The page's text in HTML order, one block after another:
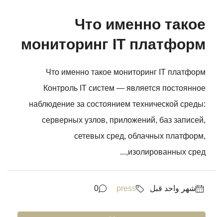
Что именно такое
мониторинг IT платформ
Что именно такое мониторинг IT платформ
Контроль IT систем — является постоянное
наблюдение за состоянием технической среды:
серверных узлов, приложений, баз записей,
сетевых сред, облачных платформ,
изолированных сред,...
‏شهر واحد قبل press
0